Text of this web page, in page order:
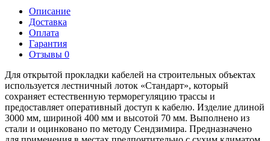
Описание
Доставка
Оплата
Гарантия
Отзывы 0
Для открытой прокладки кабелей на строительных объектах
используется лестничный лоток «Стандарт», который
сохраняет естественную терморегуляцию трассы и
предоставляет оперативный доступ к кабелю. Изделие длиной
3000 мм, шириной 400 мм и высотой 70 мм. Выполнено из
стали и оцинковано по методу Сендзимира. Предназначено